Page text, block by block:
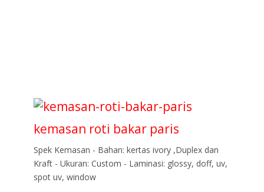
kemasan roti bakar paris
Spek Kemasan - Bahan: kertas ivory ,Duplex dan
Kraft - Ukuran: Custom - Laminasi: glossy, doff, uv,
spot uv, window